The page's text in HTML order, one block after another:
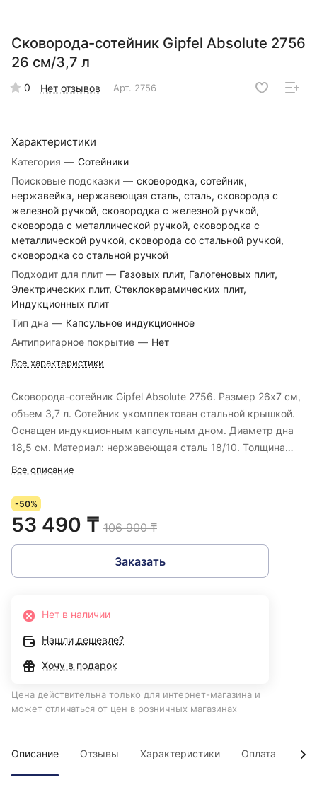
Сковорода-сотейник Gipfel Absolute 2756
26 см/3,7 л
0 Нет отзывов Арт. 2756
Характеристики
Категория — Сотейники
Поисковые подсказки — сковородка, сотейник,
нержавейка, нержавеющая сталь, сталь, сковорода с
железной ручкой, сковородка с железной ручкой,
сковорода с металлической ручкой, сковородка с
металлической ручкой, сковорода со стальной ручкой,
сковородка со стальной ручкой
Подходит для плит — Газовых плит, Галогеновых плит,
Электрических плит, Стеклокерамических плит,
Индукционных плит
Тип дна — Капсульное индукционное
Антипригарное покрытие — Нет
Все характеристики
Сковорода-сотейник Gipfel Absolute 2756. Размер 26х7 см,
объем 3,7 л. Сотейник укомплектован стальной крышкой.
Оснащен индукционным капсульным дном. Диаметр дна
18,5 см. Материал: нержавеющая сталь 18/10. Толщина
стенок 0,8 мм.
Все описание
-50%
53 490 ₸ 106 900 ₸
Заказать
Нет в наличии
Нашли дешевле?
Хочу в подарок
Цена действительна только для интернет-магазина и
может отличаться от цен в розничных магазинах
Описание Отзывы Характеристики Оплата